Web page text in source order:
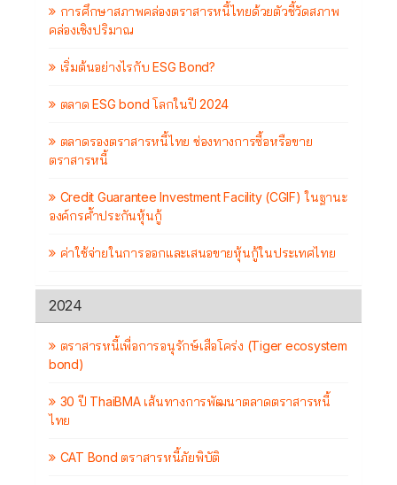
การศึกษาสภาพคล่องตราสารหนี้ไทยด้วยตัวชี้วัดสภาพ
คล่องเชิงปริมาณ
เริ่มต้นอย่างไรกับ ESG Bond?
ตลาด ESG bond โลกในปี 2024
ตลาดรองตราสารหนี้ไทย ช่องทางการซื้อหรือขาย
ตราสารหนี้
Credit Guarantee Investment Facility (CGIF) ในฐานะ
องค์กรค้ำประกันหุ้นกู้
ค่าใช้จ่ายในการออกและเสนอขายหุ้นกู้ในประเทศไทย
2024
ตราสารหนี้เพื่อการอนุรักษ์เสือโคร่ง (Tiger ecosystem
bond)
30 ปี ThaiBMA เส้นทางการพัฒนาตลาดตราสารหนี้
ไทย
CAT Bond ตราสารหนี้ภัยพิบัติ